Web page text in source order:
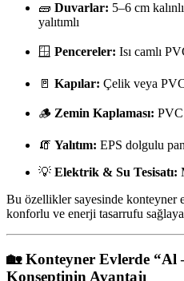
🧱 Duvarlar: 5–6 cm
yalıtımlı
🪟 Pencereler: Isı camlı
🚪 Kapılar: Çelik veya
🪵 Zemin Kaplaması: PVC
🧯 Yalıtım: EPS dolgulu
💡 Elektrik & Su Tesisatı:
Bu özellikler sayesinde konteyner
konforlu ve enerji tasarrufu
🏡Konteyner Evlerde “Al
Konseptinin Avantajı